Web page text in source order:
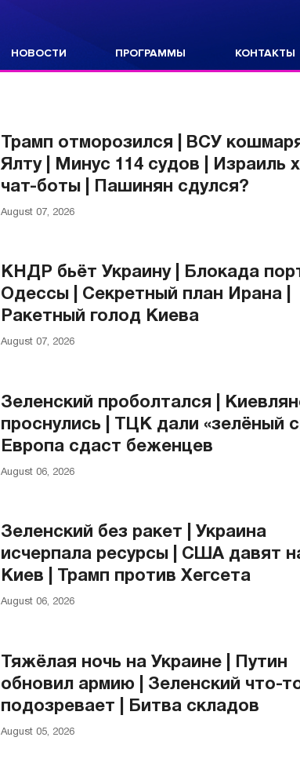
НОВОСТИ ПРОГРАММЫ КОНТАКТЫ
Трамп отморозился | ВСУ
Ялту | Минус 114 судов | Израиль
чат-боты | Пашинян сдулся?
August 07, 2026
КНДР бьёт Украину | Блокада
Одессы | Секретный план Ирана |
Ракетный голод Киева
August 07, 2026
Зеленский проболтался |
проснулись | ТЦК дали «зелёный
Европа сдаст беженцев
August 06, 2026
Зеленский без ракет | Украина
исчерпала ресурсы | США давят
Киев | Трамп против Хегсета
August 06, 2026
Тяжёлая ночь на Украине | Путин
обновил армию | Зеленский что-
подозревает | Битва складов
August 05, 2026